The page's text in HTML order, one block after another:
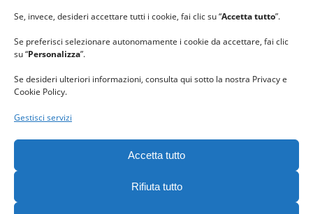
Se, invece, desideri accettare tutti i cookie, fai clic su “Accetta tutto”.
Se preferisci selezionare autonomamente i cookie da accettare, fai clic
su “Personalizza”.
Se desideri ulteriori informazioni, consulta qui sotto la nostra Privacy e
Cookie Policy.
Gestisci servizi
Accetta tutto
Rifiuta tutto